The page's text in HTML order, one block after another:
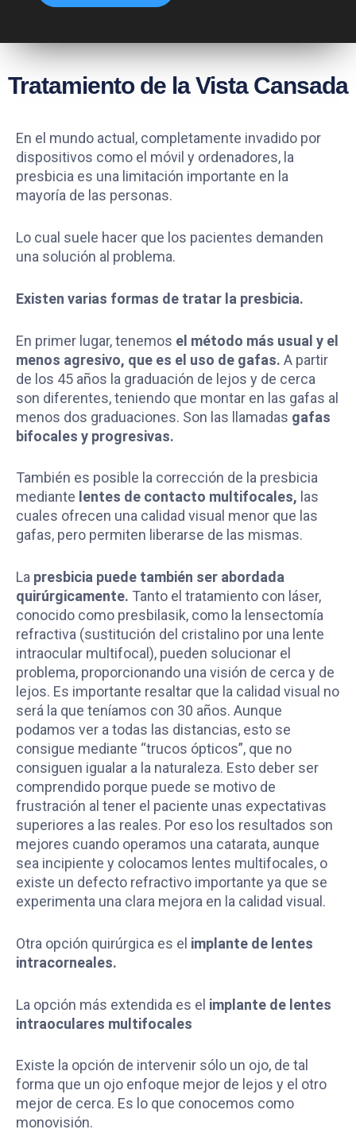
Tratamiento de la Vista Cansada
En el mundo actual, completamente invadido por
dispositivos como el móvil y ordenadores, la
presbicia es una limitación importante en la
mayoría de las personas.
Lo cual suele hacer que los pacientes demanden
una solución al problema.
Existen varias formas de tratar la presbicia.
En primer lugar, tenemos el método más usual y el
menos agresivo, que es el uso de gafas. A partir
de los 45 años la graduación de lejos y de cerca
son diferentes, teniendo que montar en las gafas al
menos dos graduaciones. Son las llamadas gafas
bifocales y progresivas.
También es posible la corrección de la presbicia
mediante lentes de contacto multifocales, las
cuales ofrecen una calidad visual menor que las
gafas, pero permiten liberarse de las mismas.
La presbicia puede también ser abordada
quirúrgicamente. Tanto el tratamiento con láser,
conocido como presbilasik, como la lensectomía
refractiva (sustitución del cristalino por una lente
intraocular multifocal), pueden solucionar el
problema, proporcionando una visión de cerca y de
lejos. Es importante resaltar que la calidad visual no
será la que teníamos con 30 años. Aunque
podamos ver a todas las distancias, esto se
consigue mediante “trucos ópticos”, que no
consiguen igualar a la naturaleza. Esto deber ser
comprendido porque puede se motivo de
frustración al tener el paciente unas expectativas
superiores a las reales. Por eso los resultados son
mejores cuando operamos una catarata, aunque
sea incipiente y colocamos lentes multifocales, o
existe un defecto refractivo importante ya que se
experimenta una clara mejora en la calidad visual.
Otra opción quirúrgica es el implante de lentes
intracorneales.
La opción más extendida es el implante de lentes
intraoculares multifocales
Existe la opción de intervenir sólo un ojo, de tal
forma que un ojo enfoque mejor de lejos y el otro
mejor de cerca. Es lo que conocemos como
monovisión.